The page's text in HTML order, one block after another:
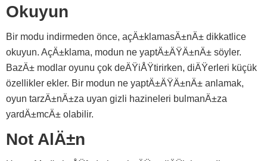
Okuyun
Bir modu indirmeden önce, açÄ±klamasÄ±nÄ± dikkatlice
okuyun. AçÄ±klama, modun ne yaptÄ±ÄŸÄ±nÄ± söyler.
BazÄ± modlar oyunu çok deÄŸiÅŸtirirken, diÄŸerleri küçük
özellikler ekler. Bir modun ne yaptÄ±ÄŸÄ±nÄ± anlamak,
oyun tarzÄ±nÄ±za uyan gizli hazineleri bulmanÄ±za
yardÄ±mcÄ± olabilir.
Not AlÄ±n